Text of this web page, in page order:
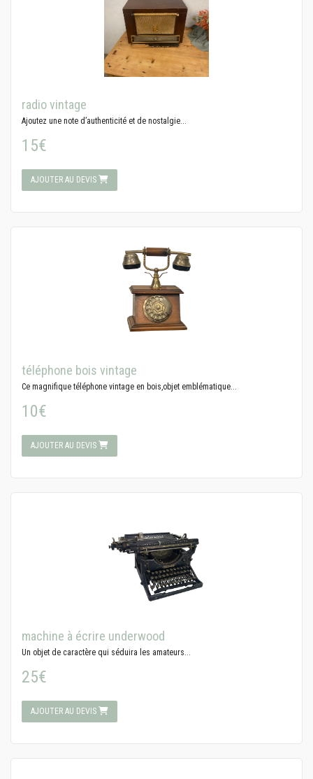
radio vintage
Ajoutez une note d’authenticité et de nostalgie...
15€
AJOUTER AU DEVIS
téléphone bois vintage
Ce magnifique téléphone vintage en bois,objet emblématique...
10€
AJOUTER AU DEVIS
machine à écrire underwood
Un objet de caractère qui séduira les amateurs...
25€
AJOUTER AU DEVIS